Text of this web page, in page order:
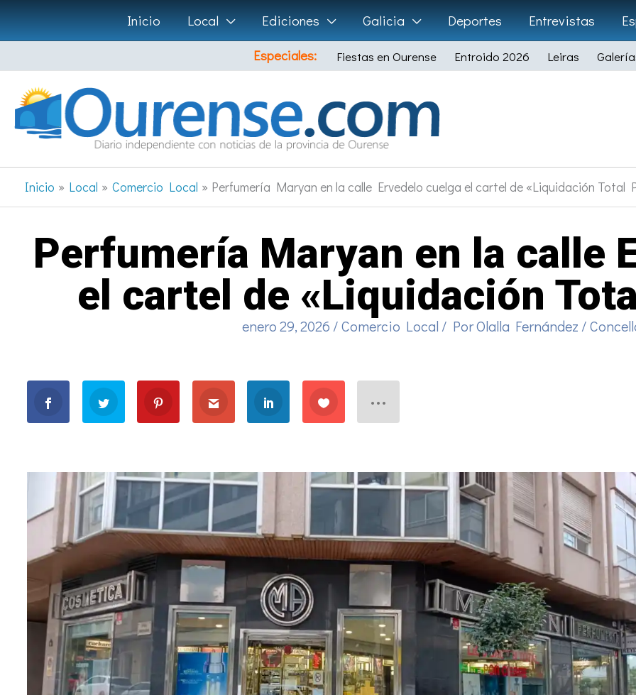
Ir
al
contenido
Inicio Local Ediciones Galicia Deportes Entrevistas
Especiales:
Fiestas en Ourense Entroido 2026 Leiras
Inicio Local Comercio Local Perfumería Maryan en la calle Ervedelo cuelga el cartel de «Liquidación Total
Perfumería Maryan en la calle
el cartel de «Liquidación
enero 29, 2026 /Comercio Local / PorOlalla Fernández /